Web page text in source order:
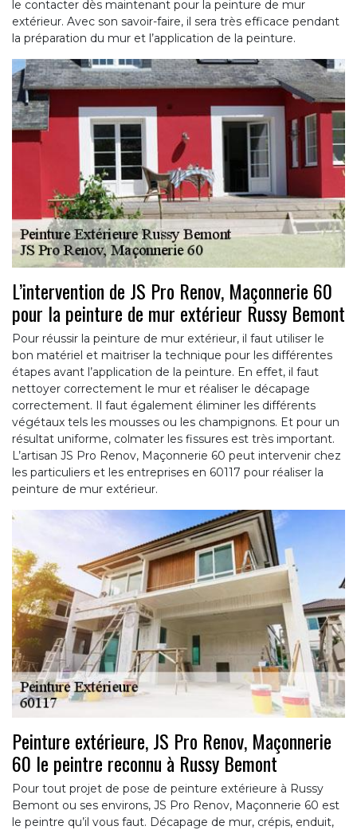
le contacter dès maintenant pour la peinture de mur
extérieur. Avec son savoir-faire, il sera très efficace pendant
la préparation du mur et l’application de la peinture.
L’intervention de JS Pro Renov, Maçonnerie 60
pour la peinture de mur extérieur Russy Bemont
Pour réussir la peinture de mur extérieur, il faut utiliser le
bon matériel et maitriser la technique pour les différentes
étapes avant l’application de la peinture. En effet, il faut
nettoyer correctement le mur et réaliser le décapage
correctement. Il faut également éliminer les différents
végétaux tels les mousses ou les champignons. Et pour un
résultat uniforme, colmater les fissures est très important.
L’artisan JS Pro Renov, Maçonnerie 60 peut intervenir chez
les particuliers et les entreprises en 60117 pour réaliser la
peinture de mur extérieur.
Peinture extérieure, JS Pro Renov, Maçonnerie
60 le peintre reconnu à Russy Bemont
Pour tout projet de pose de peinture extérieure à Russy
Bemont ou ses environs, JS Pro Renov, Maçonnerie 60 est
le peintre qu’il vous faut. Décapage de mur, crépis, enduit,